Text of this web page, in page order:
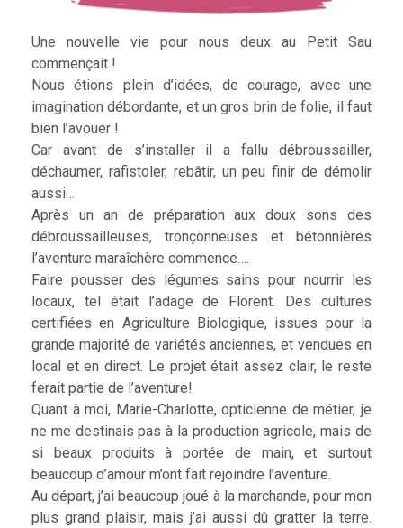
Une nouvelle vie pour nous deux au Petit Sau
commençait !
Nous étions plein d’idées, de courage, avec une
imagination débordante, et un gros brin de folie, il faut
bien l’avouer !
Car avant de s’installer il a fallu débroussailler,
déchaumer, rafistoler, rebâtir, un peu finir de démolir
aussi…
Après un an de préparation aux doux sons des
débroussailleuses, tronçonneuses et bétonnières
l’aventure maraîchère commence….
Faire pousser des légumes sains pour nourrir les
locaux, tel était l’adage de Florent. Des cultures
certifiées en Agriculture Biologique, issues pour la
grande majorité de variétés anciennes, et vendues en
local et en direct. Le projet était assez clair, le reste
ferait partie de l’aventure!
Quant à moi, Marie-Charlotte, opticienne de métier, je
ne me destinais pas à la production agricole, mais de
si beaux produits à portée de main, et surtout
beaucoup d’amour m’ont fait rejoindre l’aventure.
Au départ, j’ai beaucoup joué à la marchande, pour mon
plus grand plaisir, mais j’ai aussi dû gratter la terre.